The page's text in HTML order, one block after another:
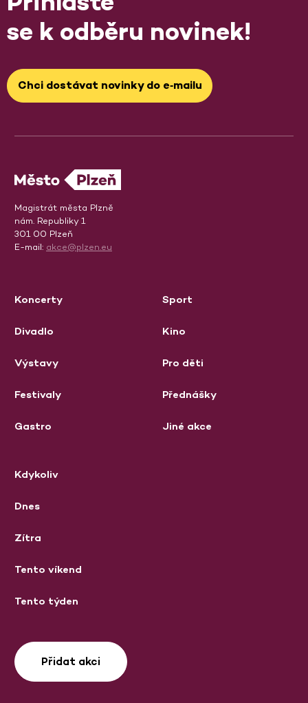
se k odběru novinek!
Chci dostávat novinky do e‑mailu
Magistrát města Plzně
nám. Republiky 1
301 00 Plzeň
E-mail: akce@plzen.eu
Koncerty
Divadlo
Výstavy
Festivaly
Gastro
Sport
Kino
Pro děti
Přednášky
Jiné akce
Kdykoliv
Dnes
Zítra
Tento víkend
Tento týden
Přidat akci